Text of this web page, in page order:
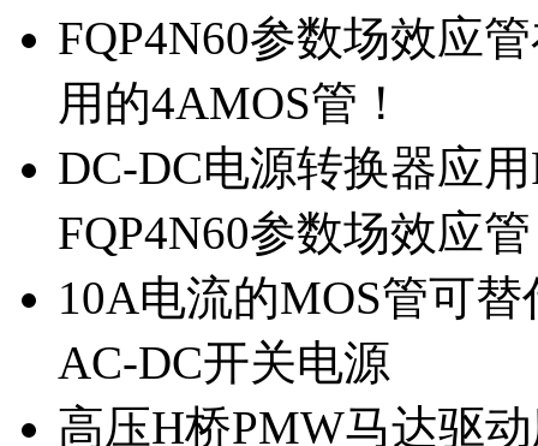
FQP4N60参数场效应
用的4AMOS管！
DC-DC电源转换器应
FQP4N60参数场效应
10A电流的MOS管可
AC-DC开关电源
高压H桥PMW马达驱